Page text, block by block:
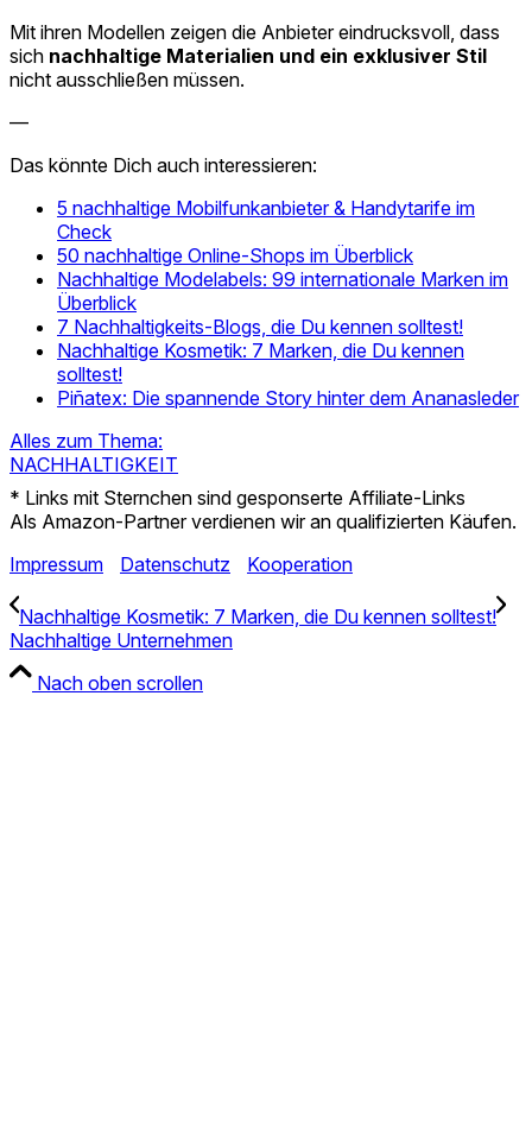
Mit ihren Modellen zeigen die Anbieter eindrucksvoll, dass
sich nachhaltige Materialien und ein exklusiver Stil
nicht ausschließen müssen.
—
Das könnte Dich auch interessieren:
5 nachhaltige Mobilfunkanbieter & Handytarife im
Check
50 nachhaltige Online-Shops im Überblick
Nachhaltige Modelabels: 99 internationale Marken im
Überblick
7 Nachhaltigkeits-Blogs, die Du kennen solltest!
Nachhaltige Kosmetik: 7 Marken, die Du kennen
solltest!
Piñatex: Die spannende Story hinter dem Ananasleder
Alles zum Thema:
NACHHALTIGKEIT
* Links mit Sternchen sind gesponserte Affiliate-Links
Als Amazon-Partner verdienen wir an qualifizierten Käufen.
Impressum
Datenschutz Kooperation
Nachhaltige Kosmetik: 7 Marken, die Du kennen solltest!
Nachhaltige Unternehmen
Nach oben scrollen